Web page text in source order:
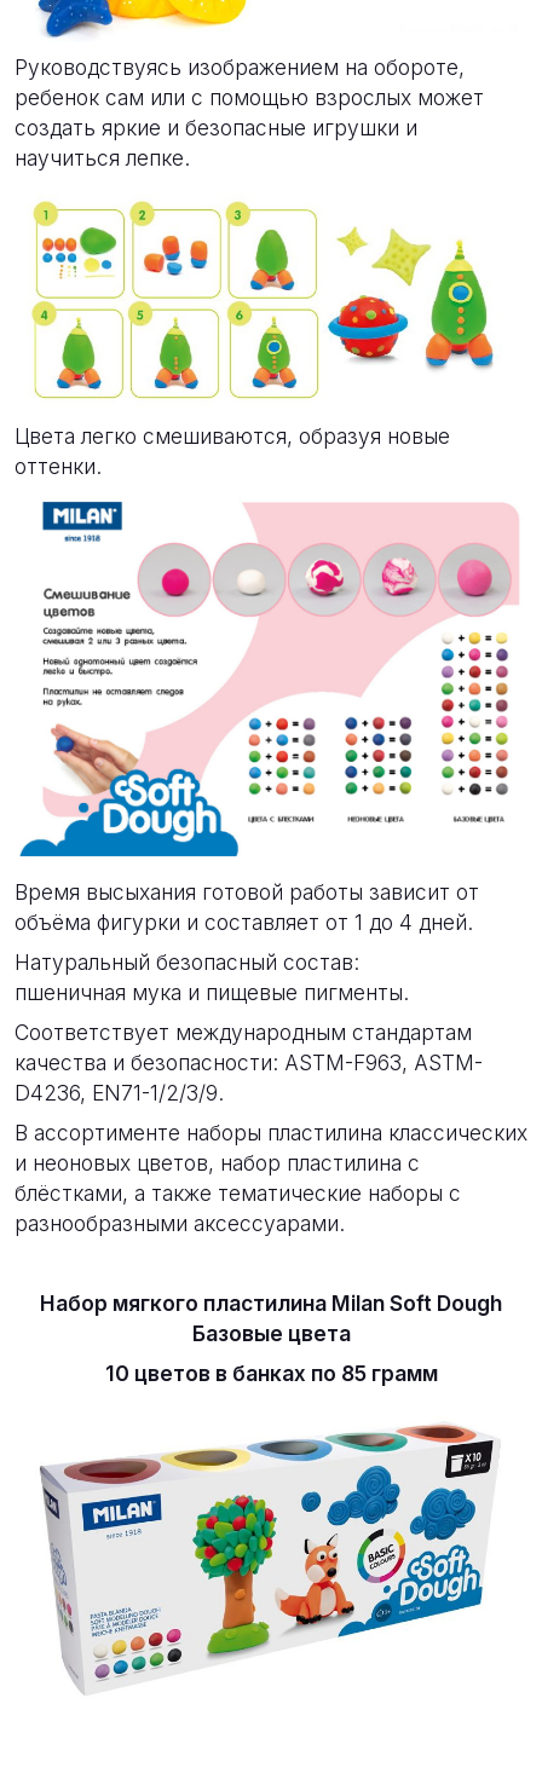
Руководствуясь изображением на обороте,
ребенок сам или с помощью взрослых может
создать яркие и безопасные игрушки и
научиться лепке.
Цвета легко смешиваются, образуя новые
оттенки.
Время высыхания готовой работы зависит от
объёма фигурки и составляет от 1 до 4 дней.
Натуральный безопасный состав:
пшеничная мука и пищевые пигменты.
Соответствует международным стандартам
качества и безопасности: ASTM-F963, ASTM-
D4236, EN71-1/2/3/9.
В ассортименте наборы пластилина классических
и неоновых цветов, набор пластилина с
блёстками, а также тематические наборы с
разнообразными аксессуарами.
Набор мягкого пластилина Milan Soft Dough
Базовые цвета
10 цветов в банках по 85 грамм